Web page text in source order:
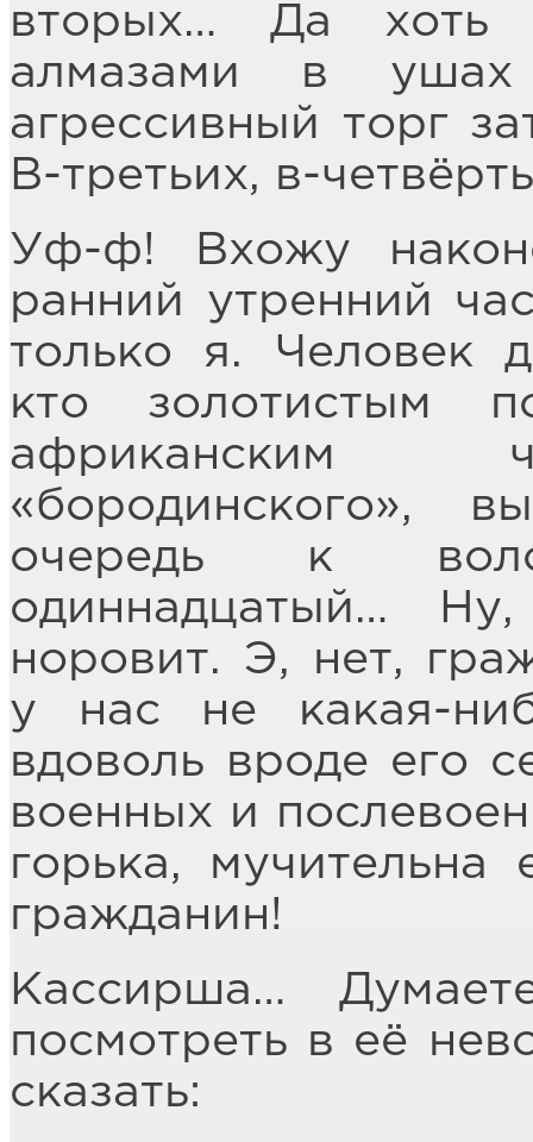
вторых… Да хоть
алмазами в ушах
агрессивный торг
В-третьих, в-
Уф-ф! Вхожу
ранний утренний
только я. Человек
кто золотистым
африканским
«бородинского»,
очередь к
одиннадцатый…
норовит. Э, нет,
у нас не какая-
вдоволь вроде его
военных и
горька,
гражданин!
Кассирша…
посмотреть в её
сказать: